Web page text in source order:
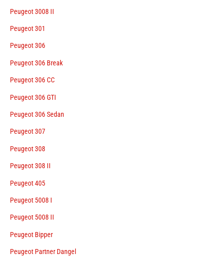
Peugeot 3008 II
Peugeot 301
Peugeot 306
Peugeot 306 Break
Peugeot 306 CC
Peugeot 306 GTI
Peugeot 306 Sedan
Peugeot 307
Peugeot 308
Peugeot 308 II
Peugeot 405
Peugeot 5008 I
Peugeot 5008 II
Peugeot Bipper
Peugeot Partner Dangel